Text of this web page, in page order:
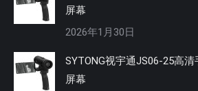
屏幕
2026年1月30日
SYTONG视宇通JS06-25高
屏幕